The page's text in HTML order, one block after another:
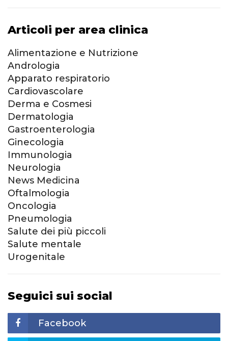
Articoli per area clinica
Alimentazione e Nutrizione
Andrologia
Apparato respiratorio
Cardiovascolare
Derma e Cosmesi
Dermatologia
Gastroenterologia
Ginecologia
Immunologia
Neurologia
News Medicina
Oftalmologia
Oncologia
Pneumologia
Salute dei più piccoli
Salute mentale
Urogenitale
Seguici sui social
Facebook